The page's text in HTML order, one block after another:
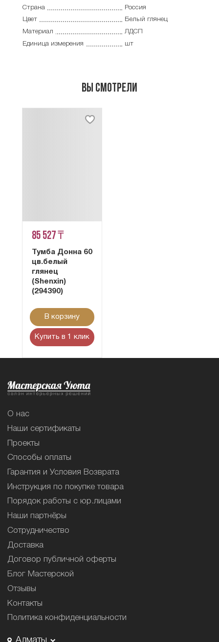
Страна
Россия
Цвет
Белый глянец
Материал
ЛДСП
Единица измерения
шт
Вы смотрели
85 527 ₸
Тумба Донна 60
цв.белый
глянец
(Shenxin)
(294390)
В корзину
Купить в 1 клик
О нас
Наши сертификаты
Проекты
Способы оплаты
Гарантия и Условия Возврата
Инструкция по покупке товара
Порядок работы с юр.лицами
Наши партнёры
Сотрудничество
Доставка
Договор публичной оферты
Блог Мастерской
Отзывы
Контакты
Политика конфиденциальности